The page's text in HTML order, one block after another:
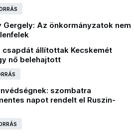
Gergely: Az önkormányzatok nem
csapdát állítottak Kecskemét
nő belehajtott
szombatra
napot rendelt el Ruszin-